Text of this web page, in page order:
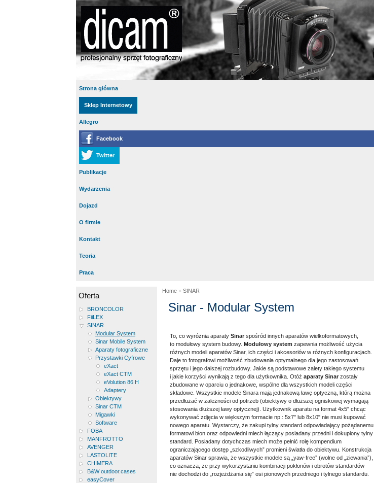
Strona główna
Sklep Internetowy
Allegro
Facebook
Twitter
Publikacje
Wydarzenia
Dojazd
O firmie
Kontakt
Teoria
Praca
Oferta
BRONCOLOR
FiiLEX
SINAR
Modular System
Sinar Mobile System
Aparaty fotograficzne
Przystawki Cyfrowe
eXact
eXact CTM
eVolution 86 H
Adaptery
Obiektywy
Sinar CTM
Migawki
Software
FOBA
MANFROTTO
AVENGER
LASTOLITE
CHIMERA
B&W outdoor.cases
easyCover
Home » SINAR
Sinar - Modular System
To, co wyróżnia aparaty Sinar spośród innych aparatów wielkoformatowych,
to modułowy system budowy. Modułowy system zapewnia możliwość użycia
różnych modeli aparatów Sinar, ich części i akcesoriów w różnych konfiguracjach.
Daje to fotografowi możliwość zbudowania optymalnego dla jego zastosowań
sprzętu i jego dalszej rozbudowy. Jakie są podstawowe zalety takiego systemu
i jakie korzyści wynikają z tego dla użytkownika. Otóż aparaty Sinar zostały
zbudowane w oparciu o jednakowe, wspólne dla wszystkich modeli części
składowe. Wszystkie modele Sinara mają jednakową ławę optyczną, którą można
przedłużać w zależności od potrzeb (obiektywy o dłuższej ogniskowej wymagają
stosowania dłuższej ławy optycznej). Użytkownik aparatu na format 4x5" chcąc
wykonywać zdjęcia w większym formacie np.: 5x7" lub 8x10" nie musi kupować
nowego aparatu. Wystarczy, że zakupi tylny standard odpowiadający pożądanemu
formatowi błon oraz odpowiedni miech łączący posiadany przedni i dokupiony tylny
standard. Posiadany dotychczas miech może pełnić rolę kompendium
ograniczającego dostęp „szkodliwych” promieni światła do obiektywu. Konstrukcja
aparatów Sinar sprawia, że wszystkie modele są „yaw-free” (wolne od „ziewania”),
co oznacza, że przy wykorzystaniu kombinacji pokłonów i obrotów standardów
nie dochodzi do „rozjeżdżania się” osi pionowych przedniego i tylnego standardu.